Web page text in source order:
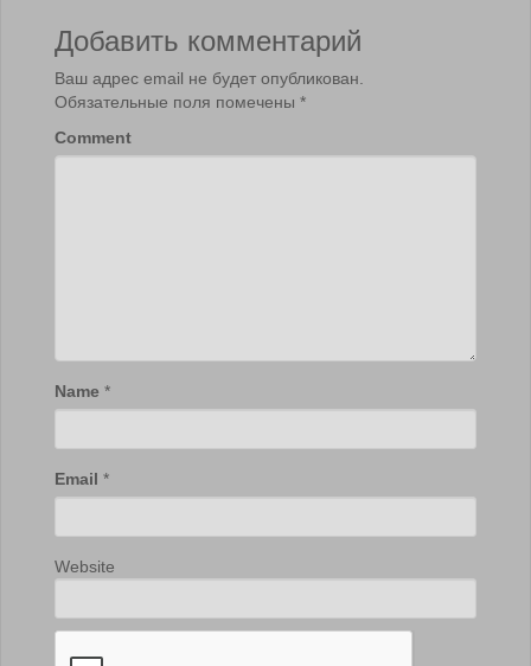
Добавить комментарий
Ваш адрес email не будет опубликован.
Обязательные поля помечены *
Comment
Name *
Email *
Website